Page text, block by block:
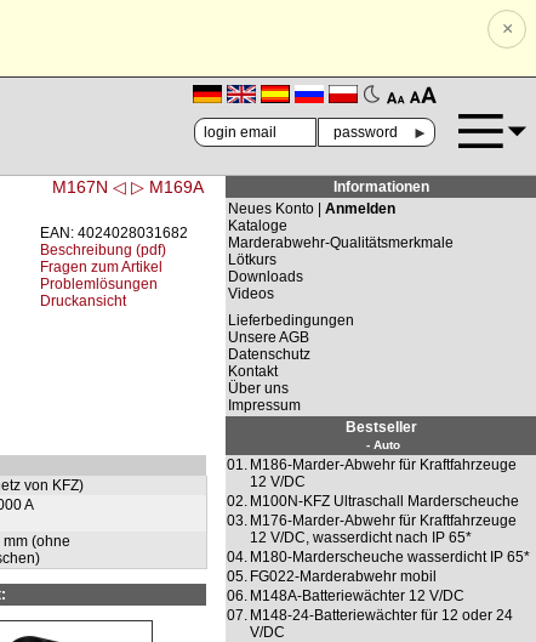
×
🗛 🗚
►
M167N ◁ ▷ M169A
EAN: 4024028031682
Beschreibung (pdf)
Fragen zum Artikel
Problemlösungen
Druckansicht
von KFZ)
A
(ohne
Informationen
Neues Konto | Anmelden
Kataloge
Marderabwehr-Qualitätsmerkmale
Lötkurs
Downloads
Videos
Lieferbedingungen
Unsere AGB
Datenschutz
Kontakt
Über uns
Impressum
Bestseller
- Auto
01. M186-Marder-Abwehr für Kraftfahrzeuge
12 V/DC
02. M100N-KFZ Ultraschall Marderscheuche
03. M176-Marder-Abwehr für Kraftfahrzeuge
12 V/DC, wasserdicht nach IP 65*
04. M180-Marderscheuche wasserdicht IP 65*
05. FG022-Marderabwehr mobil
06. M148A-Batteriewächter 12 V/DC
07. M148-24-Batteriewächter für 12 oder 24
V/DC